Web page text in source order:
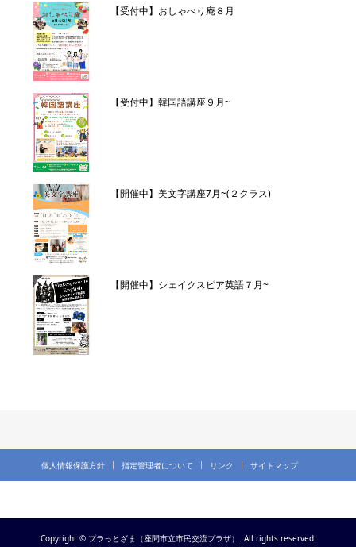
【受付中】おしゃべり庵８月
【受付中】韓国語講座９月~
【開催中】美文字講座7月~(２クラス)
【開催中】シェイクスピア英語７月~
個人情報保護方針 指定管理者について リンク サイトマップ
Copyright © プラっとざま（座間市立市民交流プラザ）. All rights reserved.